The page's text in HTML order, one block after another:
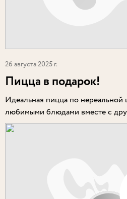
26 августа 2025 г.
Пицца в подарок!
Идеальная пицца по нереальной
любимыми блюдами вместе с